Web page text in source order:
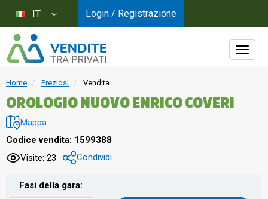
Home Preziosi Vendita
OROLOGIO NUOVO ENRICO COVERI
Mappa
Codice vendita: 1599388
Visite: 23
Condividi
Fasi della gara:
IT Login / Registrazione